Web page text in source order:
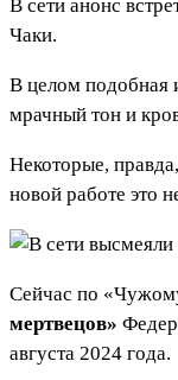
В сети анонс
Чаки.
В целом подобная
мрачный тон и
Некоторые,
новой работе это
Сейчас по
мертвецов»
августа 2024 года.